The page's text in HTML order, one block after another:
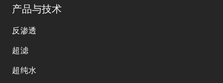
产品与技术
反渗透
超滤
超纯水